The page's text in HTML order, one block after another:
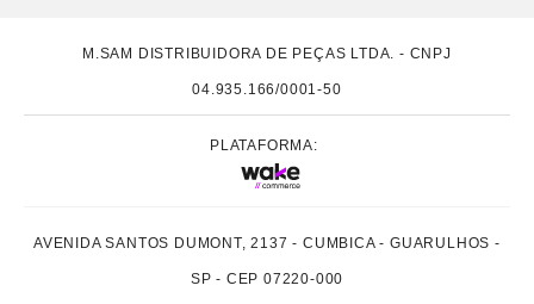
M.SAM DISTRIBUIDORA DE PEÇAS LTDA. - CNPJ
04.935.166/0001-50
PLATAFORMA:
AVENIDA SANTOS DUMONT, 2137 - CUMBICA - GUARULHOS -
SP - CEP 07220-000